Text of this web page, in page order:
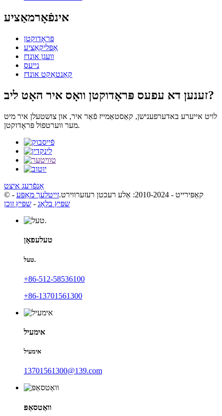
אינפֿאָרמאַציע
פּראָדוקטן
אַפּליקאַציע
וועגן אונדז
נייעס
קאָנטאַקט אונדז
זענען דא עפעס פּראָדוקטן וואָס איר האָט ליב?
לויט אייערע באדערפענישן, קאַסטאַמייז פֿאַר איר, און צושטעלן איר מיט
מער ווערטפול פּראָדוקטן.
אָנפֿרעג איצט
© קאַפּירייט - 2010-2024: אַלע רעכטן רעזערווירט.
זייטלעך מאַפּע -
שפּיץ בלאָג - שפּיץ זוכן
טעלעפאָן
טעל.
+86-512-58536100
+86-13701561300
אימעיל
אימעיל
13701561300@139.com
וואַטסאַפּ